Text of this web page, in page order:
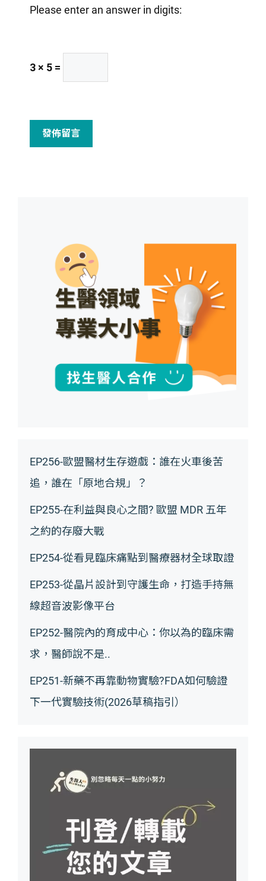
Please enter an answer in digits:
3 × 5 =
EP256-歐盟醫材生存遊戲：誰在火車後苦
追，誰在「原地合規」？
EP255-在利益與良心之間? 歐盟 MDR 五年
之約的存廢大戰
EP254-從看見臨床痛點到醫療器材全球取證
EP253-從晶片設計到守護生命，打造手持無
線超音波影像平台
EP252-醫院內的育成中心：你以為的臨床需
求，醫師說不是..
EP251-新藥不再靠動物實驗?FDA如何驗證
下一代實驗技術(2026草稿指引）